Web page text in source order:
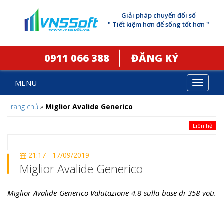
Giải pháp chuyển đổi số
" Tiết kiệm hơn để sống tốt hơn "
0911 066 388 ĐĂNG KÝ
Toggle
MENU
Trang chủ » Miglior Avalide Generico
Liên hệ
21:17 - 17/09/2019
Miglior Avalide Generico
Miglior Avalide Generico Valutazione 4.8 sulla base di 358 voti.